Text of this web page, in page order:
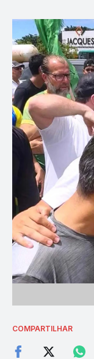
COMPARTILHAR